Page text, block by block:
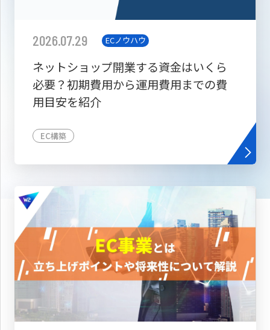
2026.07.29 ECノウハウ
ネットショップ開業する資金はいくら
必要？初期費用から運用費用までの費
用目安を紹介
EC構築